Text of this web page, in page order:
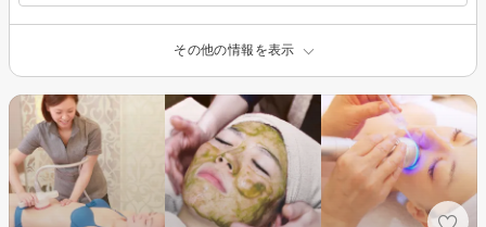
その他の情報を表示